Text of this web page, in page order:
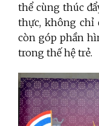
thể cùng thúc
thực, không chỉ
còn góp phần
trong thế hệ trẻ.